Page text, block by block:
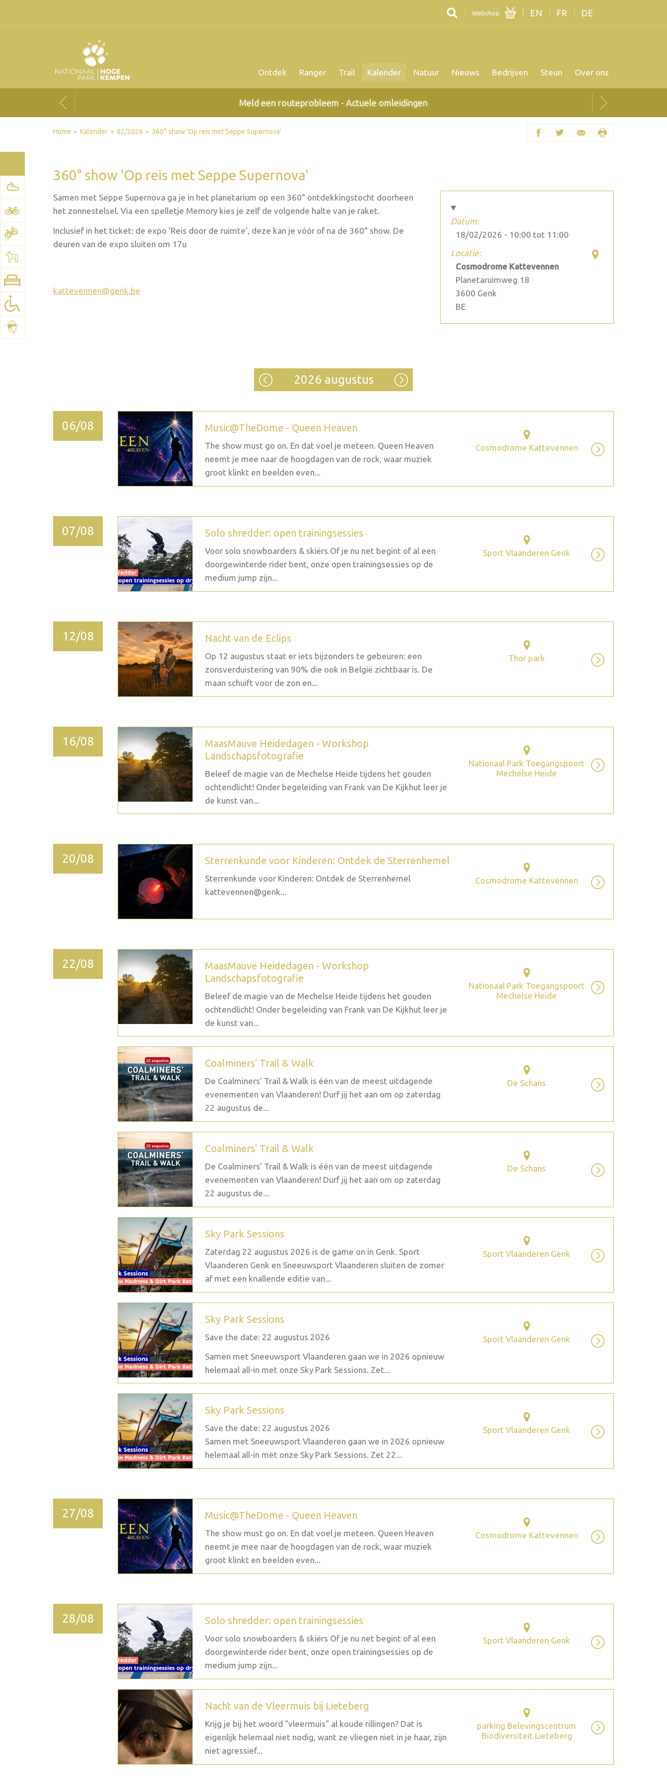
Webshop EN FR DE
Ontdek Ranger Trail Kalender Natuur Nieuws Bedrijven Steun Over ons
Meld een routeprobleem - Actuele omleidingen
FacebookTwitterSend by email
Printer-friendly version
Home Kalender 02/2026 360° show 'Op reis met Seppe Supernova'
360° show 'Op reis met Seppe Supernova'
Datum:
18/02/2026 - 10:00 tot 11:00
Locatie:
Cosmodrome Kattevennen
Planetaruimweg 18
3600 Genk
BE
Samen met Seppe Supernova ga je in het planetarium op een 360° ontdekkingstocht doorheen
het zonnestelsel. Via een spelletje Memory kies je zelf de volgende halte van je raket.
Inclusief in het ticket: de expo 'Reis door de ruimte', deze kan je vóór of na de 360° show. De
deuren van de expo sluiten om 17u
kattevennen@genk.be
2026 augustus
06/08 Music@TheDome - Queen Heaven
The show must go on. En dat voel je meteen. Queen Heaven
neemt je mee naar de hoogdagen van de rock, waar muziek
groot klinkt en beelden even...
Cosmodrome Kattevennen
07/08 Solo shredder: open trainingsessies
Voor solo snowboarders & skiërs Of je nu net begint of al een
doorgewinterde rider bent, onze open trainingsessies op de
medium jump zijn...
Sport Vlaanderen Genk
12/08 Nacht van de Eclips
Op 12 augustus staat er iets bijzonders te gebeuren: een
zonsverduistering van 90% die ook in België zichtbaar is. De
maan schuift voor de zon en...
Thor park
16/08
MaasMauve Heidedagen - Workshop
Landschapsfotografie
Beleef de magie van de Mechelse Heide tijdens het gouden
ochtendlicht! Onder begeleiding van Frank van De Kijkhut leer je
de kunst van...
Nationaal Park Toegangspoort
Mechelse Heide
20/08 Sterrenkunde voor Kinderen: Ontdek de Sterrenhemel
Sterrenkunde voor Kinderen: Ontdek de Sterrenhemel
kattevennen@genk...
Cosmodrome Kattevennen
22/08
MaasMauve Heidedagen - Workshop
Landschapsfotografie
Beleef de magie van de Mechelse Heide tijdens het gouden
ochtendlicht! Onder begeleiding van Frank van De Kijkhut leer je
de kunst van...
Nationaal Park Toegangspoort
Mechelse Heide
Coalminers' Trail & Walk
De Coalminers’ Trail & Walk is één van de meest uitdagende
evenementen van Vlaanderen! Durf jij het aan om op zaterdag
22 augustus de...
De Schans
Coalminers' Trail & Walk
De Coalminers’ Trail & Walk is één van de meest uitdagende
evenementen van Vlaanderen! Durf jij het aan om op zaterdag
22 augustus de...
De Schans
Sky Park Sessions
Zaterdag 22 augustus 2026 is de game on in Genk. Sport
Vlaanderen Genk en Sneeuwsport Vlaanderen sluiten de zomer
af met een knallende editie van...
Sport Vlaanderen Genk
Sky Park Sessions
Save the date: 22 augustus 2026
Samen met Sneeuwsport Vlaanderen gaan we in 2026 opnieuw
helemaal all-in met onze Sky Park Sessions. Zet...
Sport Vlaanderen Genk
Sky Park Sessions
Save the date: 22 augustus 2026
Samen met Sneeuwsport Vlaanderen gaan we in 2026 opnieuw
helemaal all-in met onze Sky Park Sessions. Zet 22...
Sport Vlaanderen Genk
27/08 Music@TheDome - Queen Heaven
The show must go on. En dat voel je meteen. Queen Heaven
neemt je mee naar de hoogdagen van de rock, waar muziek
groot klinkt en beelden even...
Cosmodrome Kattevennen
28/08 Solo shredder: open trainingsessies
Voor solo snowboarders & skiërs Of je nu net begint of al een
doorgewinterde rider bent, onze open trainingsessies op de
medium jump zijn...
Sport Vlaanderen Genk
Nacht van de Vleermuis bij Lieteberg
Krijg je bij het woord "vleermuis" al koude rillingen? Dat is
eigenlijk helemaal niet nodig, want ze vliegen niet in je haar, zijn
niet agressief...
parking Belevingscentrum
Biodiversiteit Lieteberg